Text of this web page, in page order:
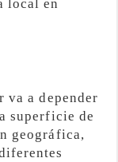
local en
va a depender
superficie de
geográfica,